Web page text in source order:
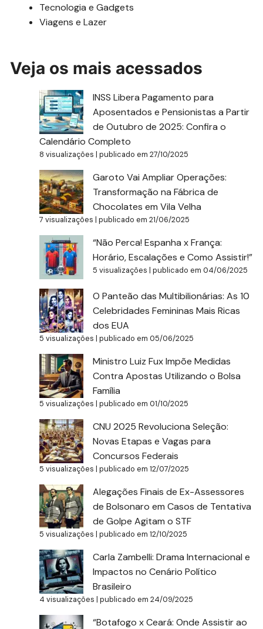
Tecnologia e Gadgets
Viagens e Lazer
Veja os mais acessados
INSS Libera Pagamento para
Aposentados e Pensionistas a Partir
de Outubro de 2025: Confira o
Calendário Completo
8 visualizações |publicado em 27/10/2025
Garoto Vai Ampliar Operações:
Transformação na Fábrica de
Chocolates em Vila Velha
7 visualizações |publicado em 21/06/2025
“Não Perca! Espanha x França:
Horário, Escalações e Como Assistir!”
5 visualizações |publicado em 04/06/2025
O Panteão das Multibilionárias: As 10
Celebridades Femininas Mais Ricas
dos EUA
5 visualizações |publicado em 05/06/2025
Ministro Luiz Fux Impõe Medidas
Contra Apostas Utilizando o Bolsa
Família
5 visualizações |publicado em 01/10/2025
CNU 2025 Revoluciona Seleção:
Novas Etapas e Vagas para
Concursos Federais
5 visualizações |publicado em 12/07/2025
Alegações Finais de Ex-Assessores
de Bolsonaro em Casos de Tentativa
de Golpe Agitam o STF
5 visualizações |publicado em 12/10/2025
Carla Zambelli: Drama Internacional e
Impactos no Cenário Político
Brasileiro
4 visualizações |publicado em 24/09/2025
“Botafogo x Ceará: Onde Assistir ao